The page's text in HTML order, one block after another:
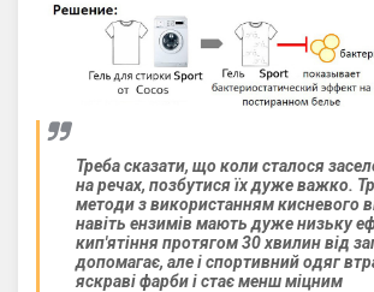
Треба сказати, що коли сталося
на речах, позбутися їх дуже важко.
методи з використанням кисневого
навіть ензимів мають дуже низьку
кип'ятіння протягом 30 хвилин від
допомагає, але і спортивний одяг
яскраві фарби і стає менш міцним